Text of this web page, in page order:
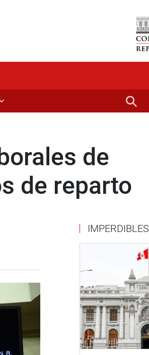
de
de reparto
IMPERDIBLES